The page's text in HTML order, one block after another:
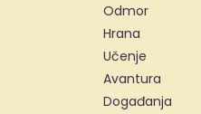
Odmor
Hrana
Učenje
Avantura
Događanja